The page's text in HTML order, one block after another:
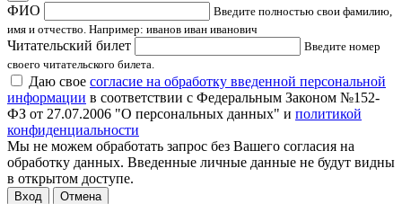
ФИО
Введите полностью свои фамилию,
имя и отчество. Например: иванов иван иванович
Читательский билет
Введите номер
своего читательского билета.
Даю свое согласие на обработку введенной персональной
информации в соответствии с Федеральным Законом №152-
ФЗ от 27.07.2006 "О персональных данных" и политикой
конфиденциальности
Мы не можем обработать запрос без Вашего согласия на
обработку данных. Введенные личные данные не будут видны
в открытом доступе.
Отмена